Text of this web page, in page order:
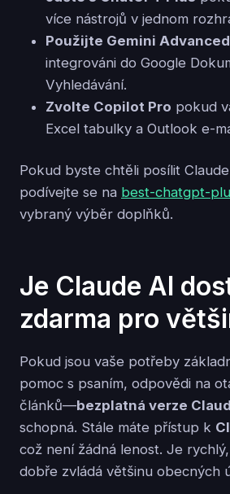
více nástrojů v jednom
Použijte Gemini Advanced
integrováni do Google
Vyhledávání.
Zvolte Copilot Pro pokud
Excel tabulky a Outlook e-
Pokud byste chtěli posílit
podívejte se na best-chatgpt-
vybraný výběr doplňků.
Je Claude AI
zdarma pro
Pokud jsou vaše potřeby
pomoc s psaním, odpovědi na
článků—bezplatná verze
schopná. Stále máte přístup k
což není žádná lenost. Je
dobře zvládá většinu obecných